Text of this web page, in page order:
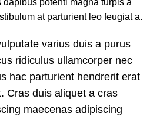
at parturient leo feugiat a.
varius duis a purus
ridiculus ullamcorper nec
hac parturient hendrerit erat
Cras duis aliquet a cras
maecenas adipiscing